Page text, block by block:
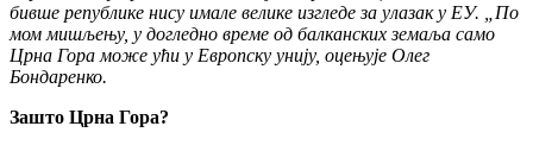
бивше републике нису имале велике изгледе за улазак у ЕУ. „По
мом мишљењу, у догледно време од балканских земаља само
Црна Гора може ући у Европску унију, оцењује Олег
Бондаренко.
Зашто Црна Гора?